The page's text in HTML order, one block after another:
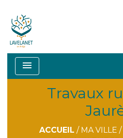
menu
Travaux
ACCUEIL / MA VILLE /